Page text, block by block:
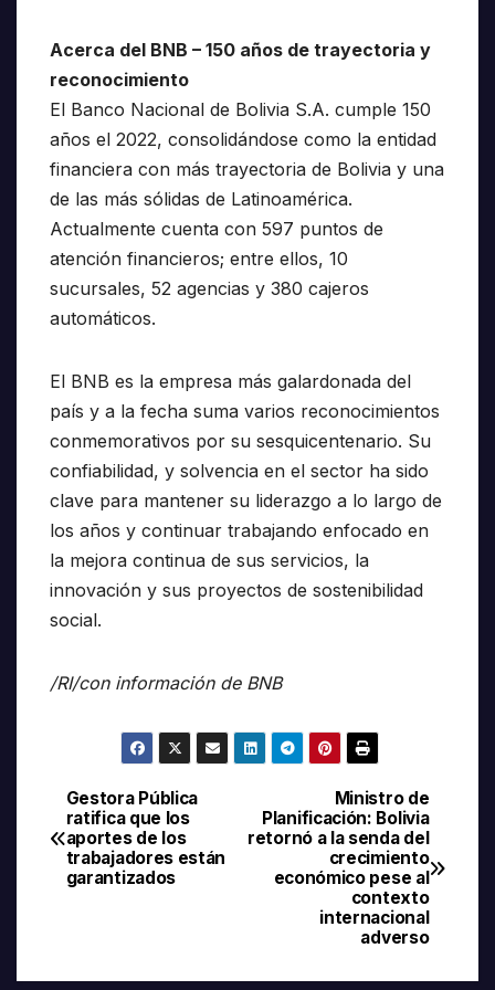
Acerca del BNB – 150 años de trayectoria y
reconocimiento
El Banco Nacional de Bolivia S.A. cumple 150
años el 2022, consolidándose como la entidad
financiera con más trayectoria de Bolivia y una
de las más sólidas de Latinoamérica.
Actualmente cuenta con 597 puntos de
atención financieros; entre ellos, 10
sucursales, 52 agencias y 380 cajeros
automáticos.
El BNB es la empresa más galardonada del
país y a la fecha suma varios reconocimientos
conmemorativos por su sesquicentenario. Su
confiabilidad, y solvencia en el sector ha sido
clave para mantener su liderazgo a lo largo de
los años y continuar trabajando enfocado en
la mejora continua de sus servicios, la
innovación y sus proyectos de sostenibilidad
social.
/RI/con información de BNB
Navegación
de
entradas
Ministro de
Planificación: Bolivia
retornó a la senda del
crecimiento
económico pese al
contexto
internacional
adverso
Gestora Pública
ratifica que los
aportes de los
trabajadores están
garantizados